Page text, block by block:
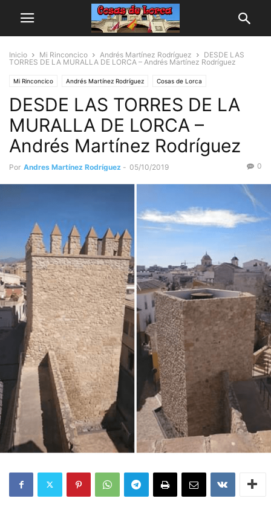
Inicio Mi Rinconcico Andrés Martínez Rodríguez
DESDE LAS
TORRES DE LA MURALLA DE LORCA – Andrés Martínez Rodríguez
Mi Rinconcico Andrés Martínez Rodríguez Cosas de Lorca
Monumentos y Casas
DESDE LAS TORRES DE LA
MURALLA DE LORCA –
Andrés Martínez Rodríguez
Por Andres Martínez Rodríguez - 05/10/2019 0